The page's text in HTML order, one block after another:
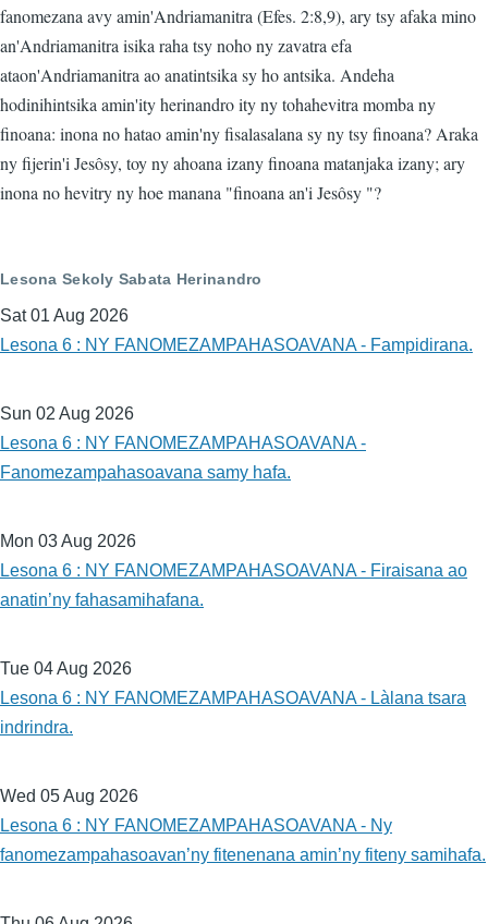
fanomezana avy amin'Andriamanitra (Efes. 2:8,9), ary tsy afaka mino
an'Andriamanitra isika raha tsy noho ny zavatra efa
ataon'Andriamanitra ao anatintsika sy ho antsika. Andeha
hodinihintsika amin'ity herinandro ity ny tohahevitra momba ny
finoana: inona no hatao amin'ny fisalasalana sy ny tsy finoana? Araka
ny fijerin'i Jesôsy, toy ny ahoana izany finoana matanjaka izany; ary
inona no hevitry ny hoe manana "finoana an'i Jesôsy "?
Lesona Sekoly Sabata Herinandro
Sat 01 Aug 2026
Lesona 6 : NY FANOMEZAMPAHASOAVANA - Fampidirana.
Sun 02 Aug 2026
Lesona 6 : NY FANOMEZAMPAHASOAVANA -
Fanomezampahasoavana samy hafa.
Mon 03 Aug 2026
Lesona 6 : NY FANOMEZAMPAHASOAVANA - Firaisana ao
anatin’ny fahasamihafana.
Tue 04 Aug 2026
Lesona 6 : NY FANOMEZAMPAHASOAVANA - Làlana tsara
indrindra.
Wed 05 Aug 2026
Lesona 6 : NY FANOMEZAMPAHASOAVANA - Ny
fanomezampahasoavan’ny fitenenana amin’ny fiteny samihafa.